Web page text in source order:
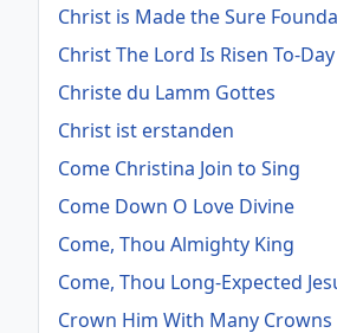
Christ is Made the Sure
Christ The Lord Is Risen To-Day
Christe du Lamm Gottes
Christ ist erstanden
Come Christina Join to Sing
Come Down O Love Divine
Come, Thou Almighty King
Come, Thou Long-Expected
Crown Him With Many Crowns